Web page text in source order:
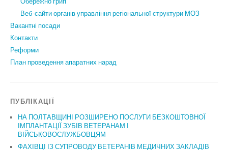
Веб-сайти органів управління регіональної структури МОЗ
Вакантні посади
Контакти
Реформи
План проведення апаратних нарад
ПУБЛІКАЦІЇ
НА ПОЛТАВЩИНІ РОЗШИРЕНО ПОСЛУГИ БЕЗКОШТОВНОЇ
ІМПЛАНТАЦІЇ ЗУБІВ ВЕТЕРАНАМ І
ВІЙСЬКОВОСЛУЖБОВЦЯМ
ФАХІВЦІ ІЗ СУПРОВОДУ ВЕТЕРАНІВ МЕДИЧНИХ ЗАКЛАДІВ